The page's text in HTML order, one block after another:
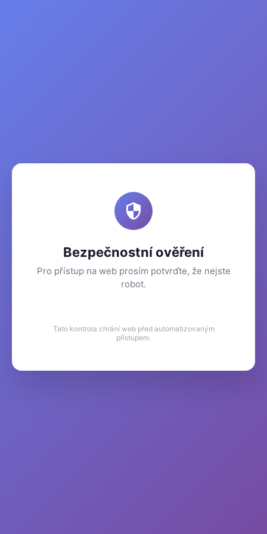
Bezpečnostní ověření
Pro přístup na web prosím potvrďte, že nejste
robot.
Tato kontrola chrání web před automatizovaným
přístupem.